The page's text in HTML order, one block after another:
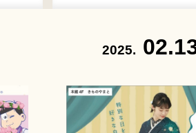
2025.